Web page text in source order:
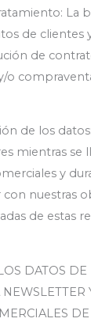
La
de clientes
de
o
de los
mientras se
y
nuestras
de estas
DATOS DE